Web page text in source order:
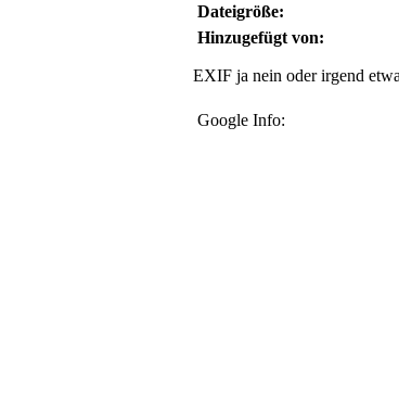
Dateigröße:
Hinzugefügt von:
EXIF ja nein oder irgend
Google Info: